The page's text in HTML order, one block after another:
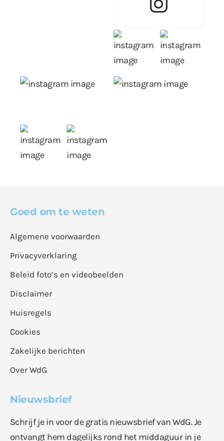
Goed om te weten
Algemene voorwaarden
Privacyverklaring
Beleid foto’s en videobeelden
Disclaimer
Huisregels
Cookies
Zakelijke berichten
Over WdG
Nieuwsbrief
Schrijf je in voor de gratis nieuwsbrief van WdG. Je
ontvangt hem dagelijks rond het middaguur in je